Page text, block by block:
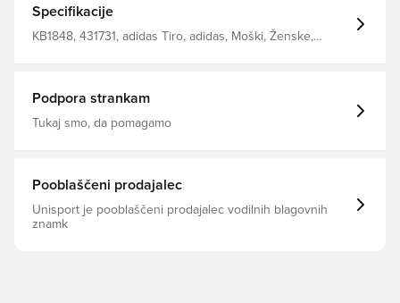
poliester
Specifikacije
KB1848, 431731, adidas Tiro, adidas, Moški, Ženske,
Podpora strankam
Tukaj smo, da pomagamo
Pooblaščeni prodajalec
Unisport je pooblaščeni prodajalec vodilnih blagovnih
znamk